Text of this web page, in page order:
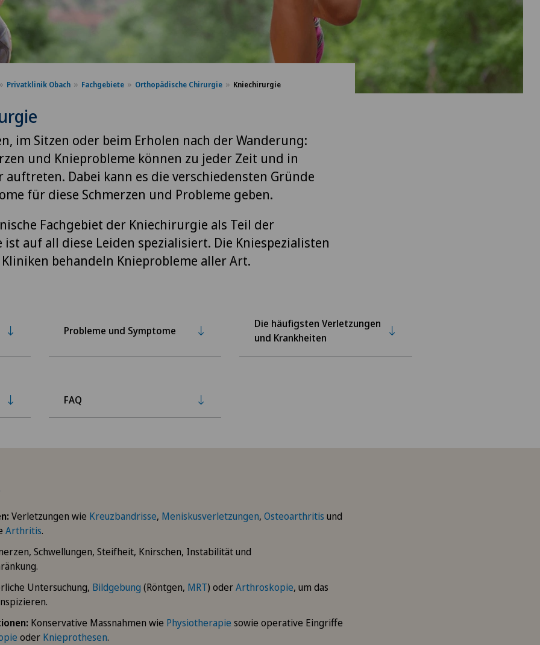
Privatklinik Obach Fachgebiete Orthopädische Chirurgie Kniechirurgie
im Sitzen oder beim Erholen nach der Wanderung:
und Knieprobleme können zu jeder Zeit und in
auftreten. Dabei kann es die verschiedensten Gründe
für diese Schmerzen und Probleme geben.
Fachgebiet der Kniechirurgie als Teil der
ist auf all diese Leiden spezialisiert. Die Kniespezialisten
behandeln Knieprobleme aller Art.
Probleme und Symptome
Die häufigsten Verletzungen
und Krankheiten
FAQ
Verletzungen wie Kreuzbandrisse, Meniskusverletzungen, Osteoarthritis und
Arthritis.
Schwellungen, Steifheit, Knirschen, Instabilität und
Untersuchung, Bildgebung (Röntgen, MRT) oderArthroskopie, um das
Konservative Massnahmen wie Physiotherapie sowie operative Eingriffe
oder Knieprothesen.